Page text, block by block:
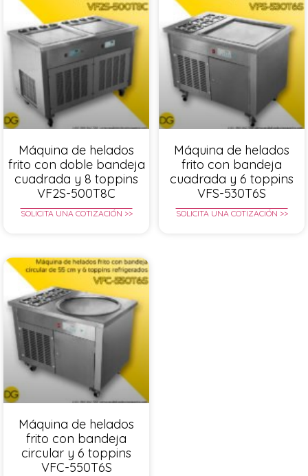
Máquina de helados
frito con doble bandeja
cuadrada y 8 toppins
VF2S-500T8C
SOLICITA UNA COTIZACIÓN >>
Máquina de helados
frito con bandeja
cuadrada y 6 toppins
VFS-530T6S
SOLICITA UNA COTIZACIÓN >>
Máquina de helados
frito con bandeja
circular y 6 toppins
VFC-550T6S